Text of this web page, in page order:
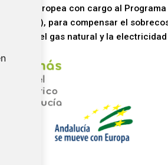
Unión Europea con cargo al
UE), para compensar el
del gas natural y la